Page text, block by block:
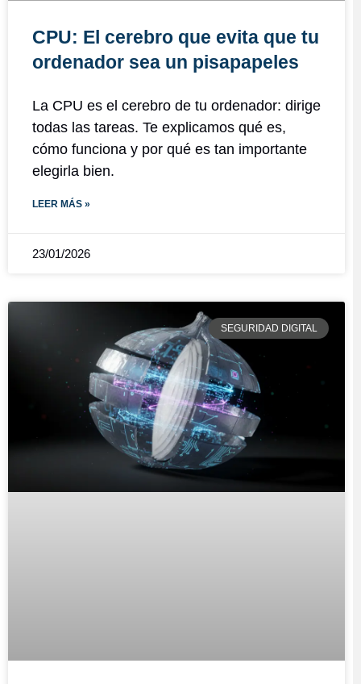
CPU: El cerebro que evita que tu
ordenador sea un pisapapeles
La CPU es el cerebro de tu ordenador: dirige
todas las tareas. Te explicamos qué es,
cómo funciona y por qué es tan importante
elegirla bien.
LEER MÁS »
23/01/2026
SEGURIDAD DIGITAL